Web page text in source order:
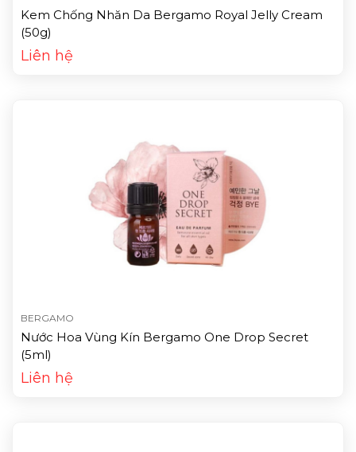
Kem Chống Nhăn Da Bergamo Royal Jelly Cream
(50g)
Liên hệ
BERGAMO
Nước Hoa Vùng Kín Bergamo One Drop Secret
(5ml)
Liên hệ